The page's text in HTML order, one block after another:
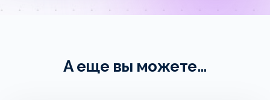
А еще вы можете...